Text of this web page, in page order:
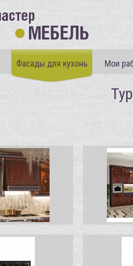
Фасады для кухонь Мои